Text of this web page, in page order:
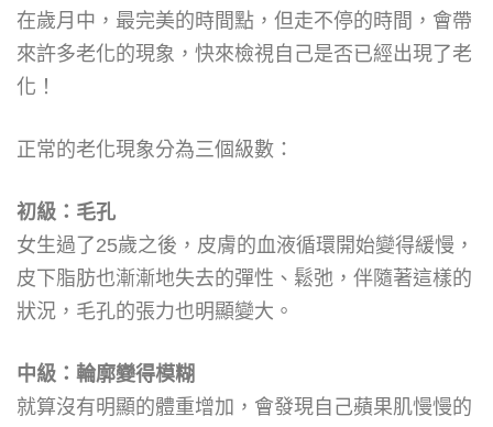
在歲月中，最完美的時間點，但走不停的時間，會帶
來許多老化的現象，快來檢視自己是否已經出現了老
化！
正常的老化現象分為三個級數：
初級：毛孔
女生過了25歲之後，皮膚的血液循環開始變得緩慢，
皮下脂肪也漸漸地失去的彈性、鬆弛，伴隨著這樣的
狀況，毛孔的張力也明顯變大。
中級：輪廓變得模糊
就算沒有明顯的體重增加，會發現自己蘋果肌慢慢的